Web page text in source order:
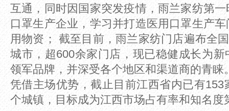
互通，同时因国家突发疫情，雨兰家纺第
口罩生产企业，学习并打造医用口罩生产
用物资； 截至目前，雨兰家纺门店遍布全
城市，超600余家门店，现已稳健成长为
领军品牌，并深受各个地区和渠道商的青睐
凭借主场优势，截止目前江西省内已有153
个城镇，目标成为江西市场占有率和知名度